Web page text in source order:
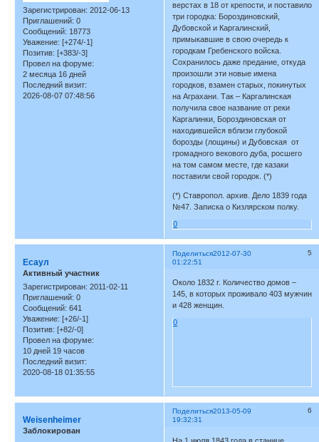
Зарегистрирован: 2012-06-13
Приглашений: 0
Сообщений: 18773
Уважение: [+274/-1]
Позитив: [+383/-3]
Провел на форуме:
2 месяца 16 дней
Последний визит:
2026-08-07 07:48:56
верстах в 18 от крепости, и поставило
три городка: Бороздиновский,
Дубовской и Каргалинский,
примыкавшие в свою очередь к
городкам Гребенского войска.
Сохранилось даже предание, откуда
произошли эти новые имена
городков, взамен старых, покинутых
на Аграхани. Так – Каргалинская
получила свое название от реки
Каргалинки, Бороздиновская от
находившейся вблизи глубокой
борозды (лощины) и Дубовская от
громадного векового дуба, росшего
на том самом месте, где казаки
поставили свой городок. (*)
(*) Ставропол. архив. Дело 1839 года
№47. Записка о Кизлярском полку.
0
Поделиться 5
2012-07-30
01:22:51
Есаул
Активный участник
Зарегистрирован: 2011-02-11
Приглашений: 0
Сообщений: 641
Уважение: [+26/-1]
Позитив: [+82/-0]
Провел на форуме:
10 дней 19 часов
Последний визит:
2020-08-18 01:35:55
Около 1832 г. Количество домов –
145, в которых проживало 403 мужчин
и 428 женщин.
0
Поделиться 6
2013-05-09
19:32:31
Weisenheimer
Заблокирован